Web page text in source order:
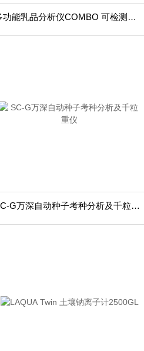
多功能乳品分析仪COMBO 可检测牛奶体细胞
SC-G万深自动种子考种分析及千粒重仪